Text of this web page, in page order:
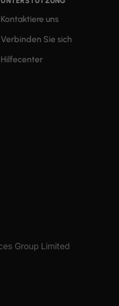
Kontaktiere uns
Verbinden Sie sich
Hilfecenter
Group Limited